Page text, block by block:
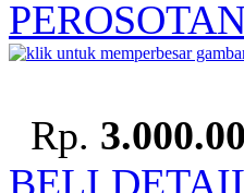
Rp.
BELI